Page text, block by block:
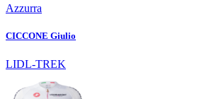
Azzurra
CICCONE Giulio
LIDL-TREK